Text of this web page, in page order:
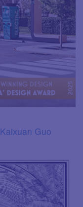
Guo